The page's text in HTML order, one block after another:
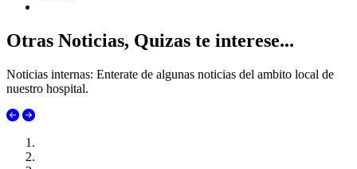
Otras Noticias, Quizas te interese...
Noticias internas: Enterate de algunas noticias del ambito local de
nuestro hospital.